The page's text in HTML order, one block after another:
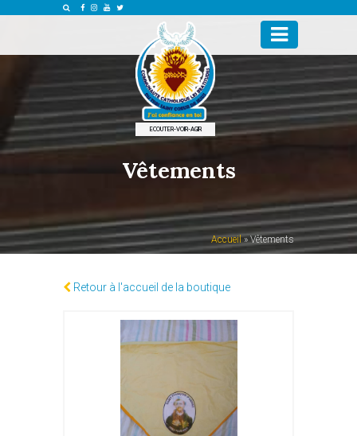
ECOUTER-VOIR-AGIR
Vêtements
Accueil»Vêtements
Retour à l'accueil de la boutique